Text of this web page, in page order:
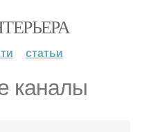
статьи
каналы